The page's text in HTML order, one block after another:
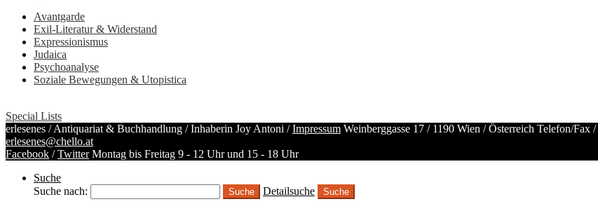
Avantgarde
Exil-Literatur & Widerstand
Expressionismus
Judaica
Psychoanalyse
Soziale Bewegungen & Utopistica
Special Lists
erlesenes / Antiquariat & Buchhandlung / Inhaberin Joy Antoni /Impressum Weinberggasse 17 / 1190 Wien / Österreich Telefon/Fax /
erlesenes@chello.at
Facebook /Twitter Montag bis Freitag 9 - 12 Uhr und 15 - 18 Uhr
Suche
Suche nach:
Detailsuche Suche